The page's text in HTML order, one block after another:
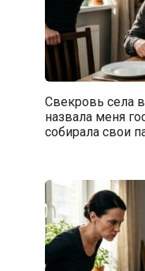
Свекровь села
назвала меня
собирала свои